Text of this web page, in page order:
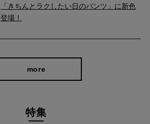
「きちんとラクしたい日のパンツ」に新色
登場！
more
特集